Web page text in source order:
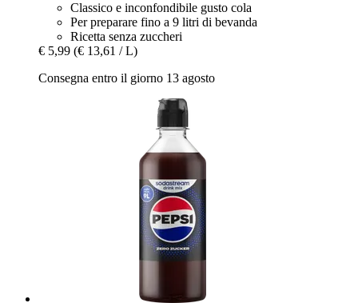
Classico e inconfondibile gusto cola
Per preparare fino a 9 litri di bevanda
Ricetta senza zuccheri
€ 5,99 (€ 13,61 / L)
Consegna entro il giorno 13 agosto